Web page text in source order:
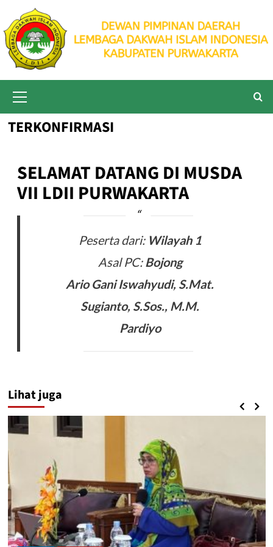
content
Menu
TERKONFIRMASI
SELAMAT DATANG DI MUSDA
VII LDII PURWAKARTA
Peserta dari: Wilayah 1
Asal PC: Bojong
Ario Gani Iswahyudi, S.Mat.
Sugianto, S.Sos., M.M.
Pardiyo
Lihat juga